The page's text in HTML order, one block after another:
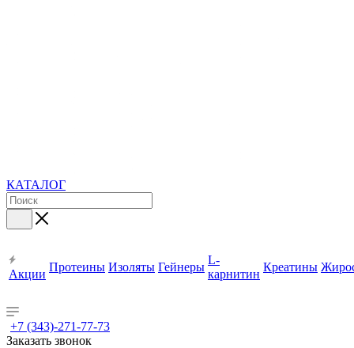
КАТАЛОГ
Акции
Протеины Изоляты Гейнеры
L-
карнитин
Креатины
+7 (343)-271-77-73
Заказать звонок